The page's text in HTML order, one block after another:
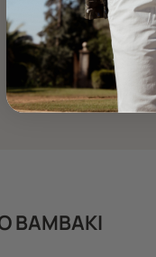
Sustainable
ΒΑΜΒΑΚΙ